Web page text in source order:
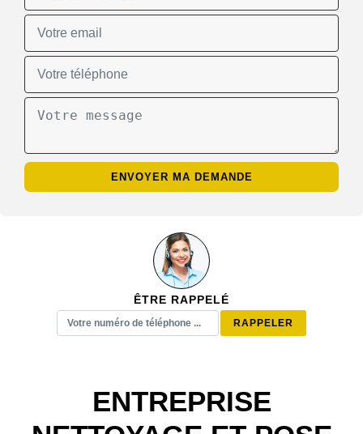
ÊTRE RAPPELÉ
ENTREPRISE